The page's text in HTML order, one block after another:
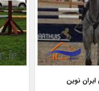
ایران نوین